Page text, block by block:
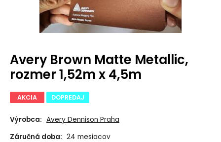
Avery Brown Matte Metallic,
rozmer 1,52m x 4,5m
AKCIA DOPREDAJ
Výrobca: Avery Dennison Praha
Záručná doba: 24 mesiacov